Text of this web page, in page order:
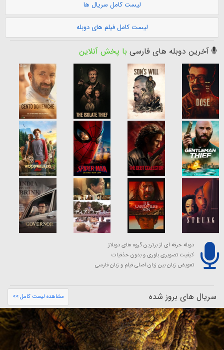
لیست کامل سریال ها
لیست کامل فیلم های دوبله
آخرین دوبله های فارسی با پخش آنلاین
دوبله حرفه ای از برترین گروه های دوبلاژ
کیفیت تصویری بلوری و بدون حذفیات
تعویض زبان بین زبان اصلی فیلم و زبان فارسی
سریال های بروز شده مشاهده لیست کامل >>